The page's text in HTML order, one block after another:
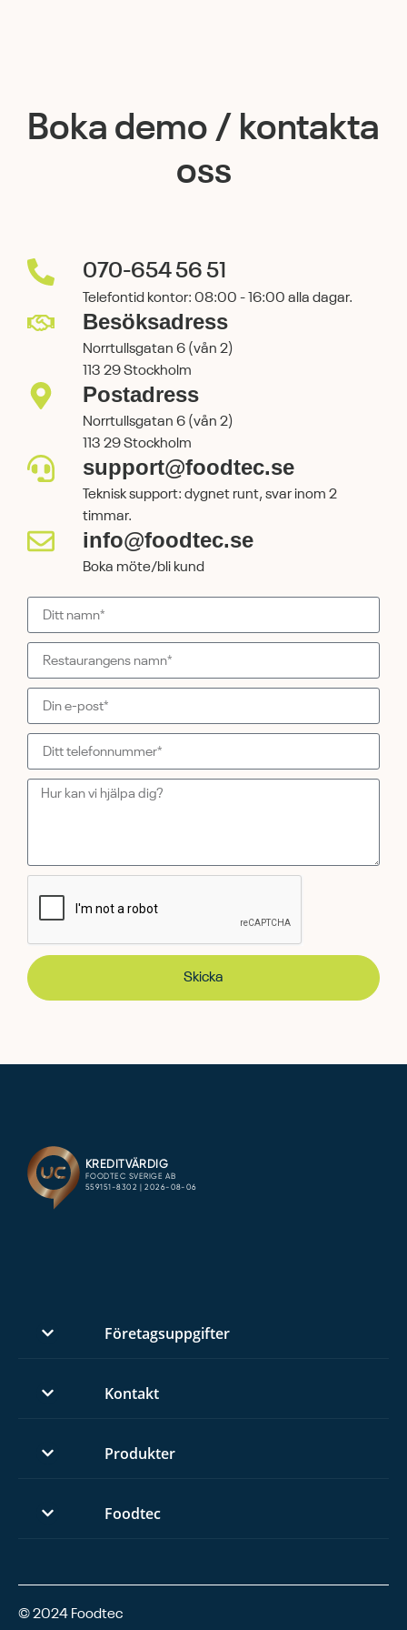
Boka demo / kontakta
oss
070-654 56 51
Telefontid kontor: 08:00 - 16:00 alla dagar.
Besöksadress
Norrtullsgatan 6 (vån 2)
113 29 Stockholm
Postadress
Norrtullsgatan 6 (vån 2)
113 29 Stockholm
support@foodtec.se
Teknisk support: dygnet runt, svar inom 2
timmar.
info@foodtec.se
Boka möte/bli kund
Skicka
Företagsuppgifter
Kontakt
Produkter
Foodtec
© 2024 Foodtec